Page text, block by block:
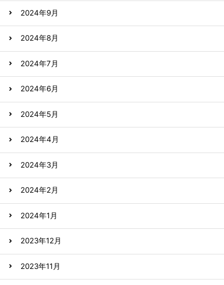
2024年9月
2024年8月
2024年7月
2024年6月
2024年5月
2024年4月
2024年3月
2024年2月
2024年1月
2023年12月
2023年11月